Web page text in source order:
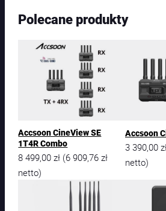
Polecane produkty
Accsoon CineView SE
1T4R Combo
8 499,00zł (6 909,76zł
netto)
Accsoon
3 390,00
netto)